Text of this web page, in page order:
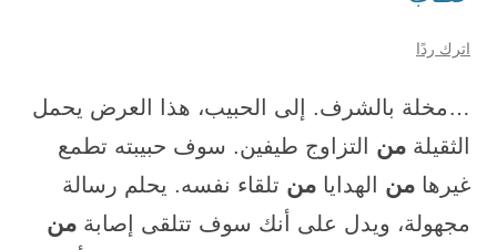
اترك ردًا
…مخلة بالشرف. إلى الحبيب، هذا العرض يحمل
الثقيلة من التزاوج طيفين. سوف حبيبته تطمع
غيرها من الهدايا من تلقاء نفسه. يحلم رسالة
مجهولة، ويدل على أنك سوف تتلقى إصابة من